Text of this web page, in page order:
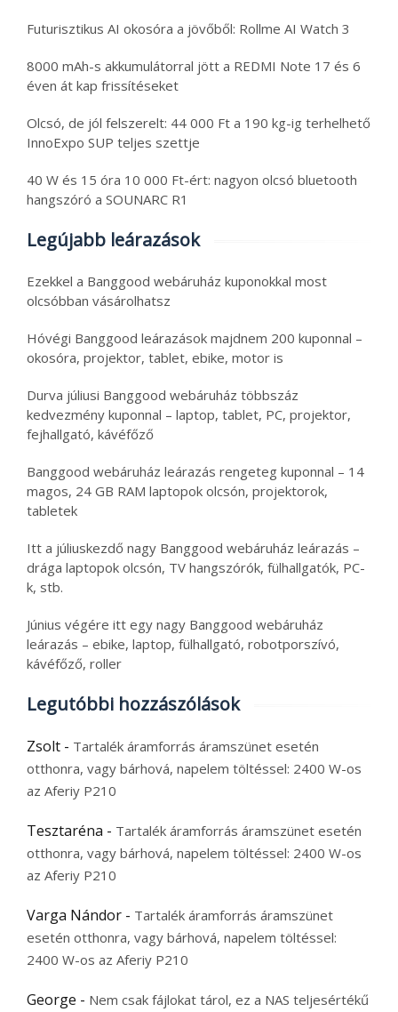
Futurisztikus AI okosóra a jövőből: Rollme AI Watch 3
8000 mAh-s akkumulátorral jött a REDMI Note 17 és 6
éven át kap frissítéseket
Olcsó, de jól felszerelt: 44 000 Ft a 190 kg-ig terhelhető
InnoExpo SUP teljes szettje
40 W és 15 óra 10 000 Ft-ért: nagyon olcsó bluetooth
hangszóró a SOUNARC R1
Legújabb leárazások
Ezekkel a Banggood webáruház kuponokkal most
olcsóbban vásárolhatsz
Hóvégi Banggood leárazások majdnem 200 kuponnal –
okosóra, projektor, tablet, ebike, motor is
Durva júliusi Banggood webáruház többszáz
kedvezmény kuponnal – laptop, tablet, PC, projektor,
fejhallgató, kávéfőző
Banggood webáruház leárazás rengeteg kuponnal – 14
magos, 24 GB RAM laptopok olcsón, projektorok,
tabletek
Itt a júliuskezdő nagy Banggood webáruház leárazás –
drága laptopok olcsón, TV hangszórók, fülhallgatók, PC-
k, stb.
Június végére itt egy nagy Banggood webáruház
leárazás – ebike, laptop, fülhallgató, robotporszívó,
kávéfőző, roller
Legutóbbi hozzászólások
Zsolt - Tartalék áramforrás áramszünet esetén
otthonra, vagy bárhová, napelem töltéssel: 2400 W-os
az Aferiy P210
Tesztaréna - Tartalék áramforrás áramszünet esetén
otthonra, vagy bárhová, napelem töltéssel: 2400 W-os
az Aferiy P210
Varga Nándor - Tartalék áramforrás áramszünet
esetén otthonra, vagy bárhová, napelem töltéssel:
2400 W-os az Aferiy P210
George - Nem csak fájlokat tárol, ez a NAS teljesértékű